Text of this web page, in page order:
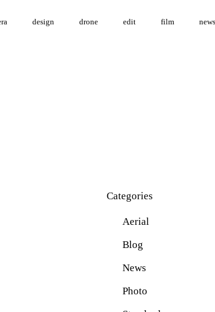
design drone edit film news
Categories
Aerial
Blog
News
Photo